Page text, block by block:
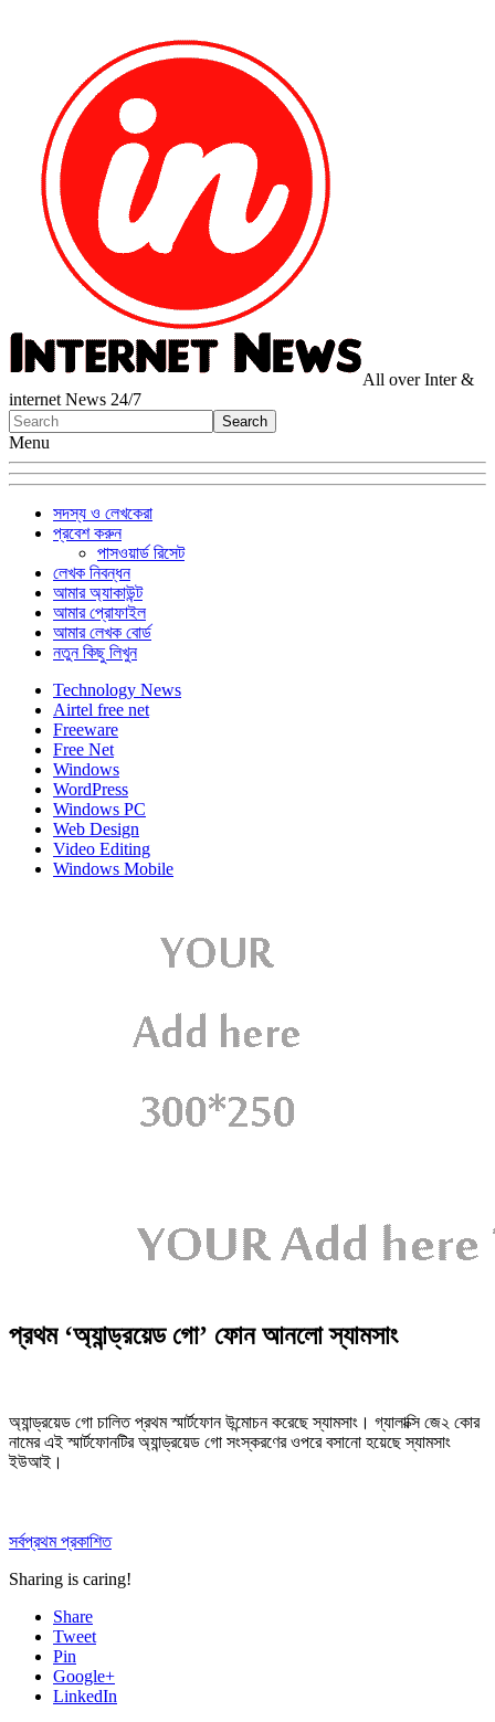
All over Inter &
internet News 24/7
Menu
সদস্য ও লেখকেরা
প্রবেশ করুন
পাসওয়ার্ড রিসেট
লেখক নিবন্ধন
আমার অ্যাকাউন্ট
আমার প্রোফাইল
আমার লেখক বোর্ড
নতুন কিছু লিখুন
Technology News
Airtel free net
Freeware
Free Net
Windows
WordPress
Windows PC
Web Design
Video Editing
Windows Mobile
প্রথম ‘অ্যান্ড্রয়েড গো’ ফোন আনলো স্যামসাং
অ্যান্ড্রয়েড গো চালিত প্রথম স্মার্টফোন উন্মোচন করেছে স্যামসাং। গ্যালাক্সি জে২ কোর
নামের এই স্মার্টফোনটির অ্যান্ড্রয়েড গো সংস্করণের ওপরে বসানো হয়েছে স্যামসাং
ইউআই।
সর্বপ্রথম প্রকাশিত
Sharing is caring!
Share
Tweet
Pin
Google+
LinkedIn